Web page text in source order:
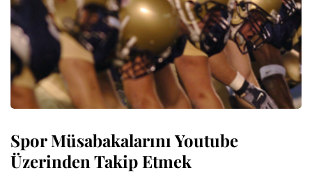
Spor Müsabakalarını Youtube
Üzerinden Takip Etmek